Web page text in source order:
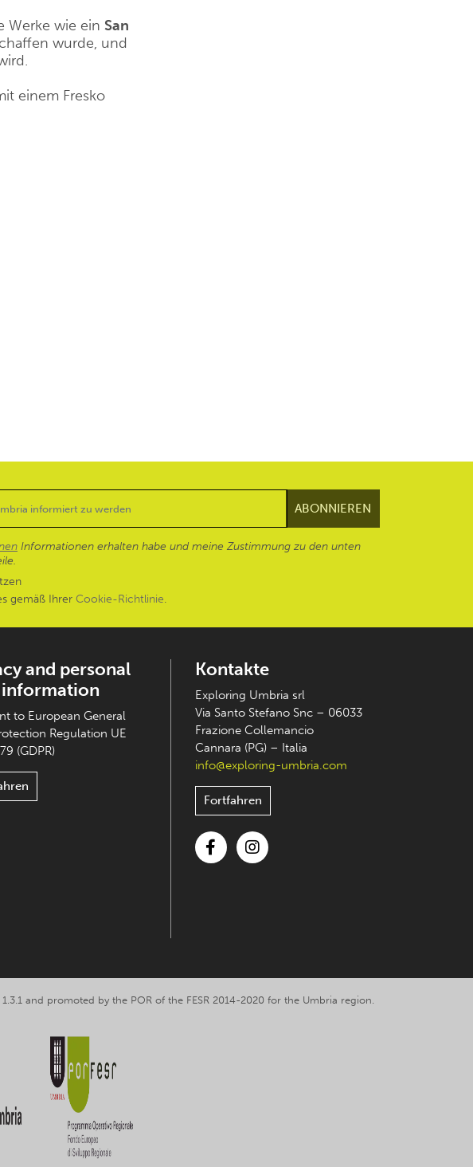
Werke wie ein San
wurde, und
einem Fresko
Informationen erhalten habe und meine Zustimmung zu den unten
gemäß Ihrer Cookie-Richtlinie.
and personal
to European General
Regulation UE
(GDPR)
Kontakte
Exploring Umbria srl
Via Santo Stefano Snc – 06033
Frazione Collemancio
Cannara (PG) – Italia
info@exploring-umbria.com
Fortfahren
and promoted by the POR of the FESR 2014-2020 for the Umbria region.